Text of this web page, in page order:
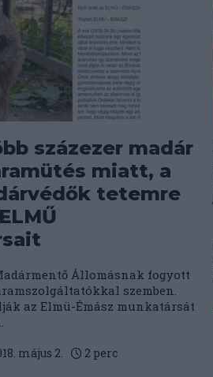
százezer madár
miatt, a
tetemre
Állomásnak fogyott
szemben.
az Elmü-Émász munkatársát
május 2. 2 perc